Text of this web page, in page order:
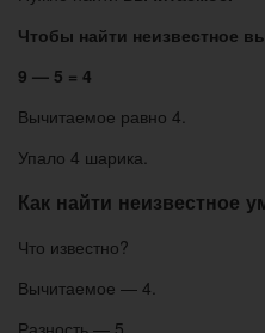
Чтобы найти неизвестное
9 — 5 = 4
Вычитаемое равно 4.
Упало 4 шарика.
Как найти неизвестное
Что известно?
Вычитаемое — 4.